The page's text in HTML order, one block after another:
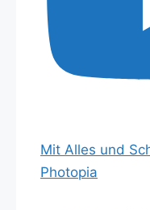
Mit Alles und
Photopia